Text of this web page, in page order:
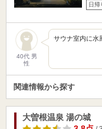
日帰
40代 男
性
サウナ室内に水
関連情報から探す
大曽根温泉 湯の城